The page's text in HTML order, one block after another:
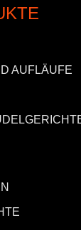
AUFLÄUFE